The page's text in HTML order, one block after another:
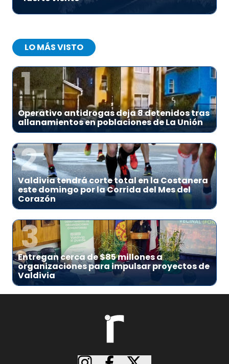
LO MÁS VISTO
1
Operativo antidrogas deja 8 detenidos tras
allanamientos en poblaciones de La Unión
2
Valdivia tendrá corte total en la Costanera
este domingo por la Corrida del Mes del
Corazón
3
Entregan cerca de $85 millones a
organizaciones para impulsar proyectos de
Valdivia